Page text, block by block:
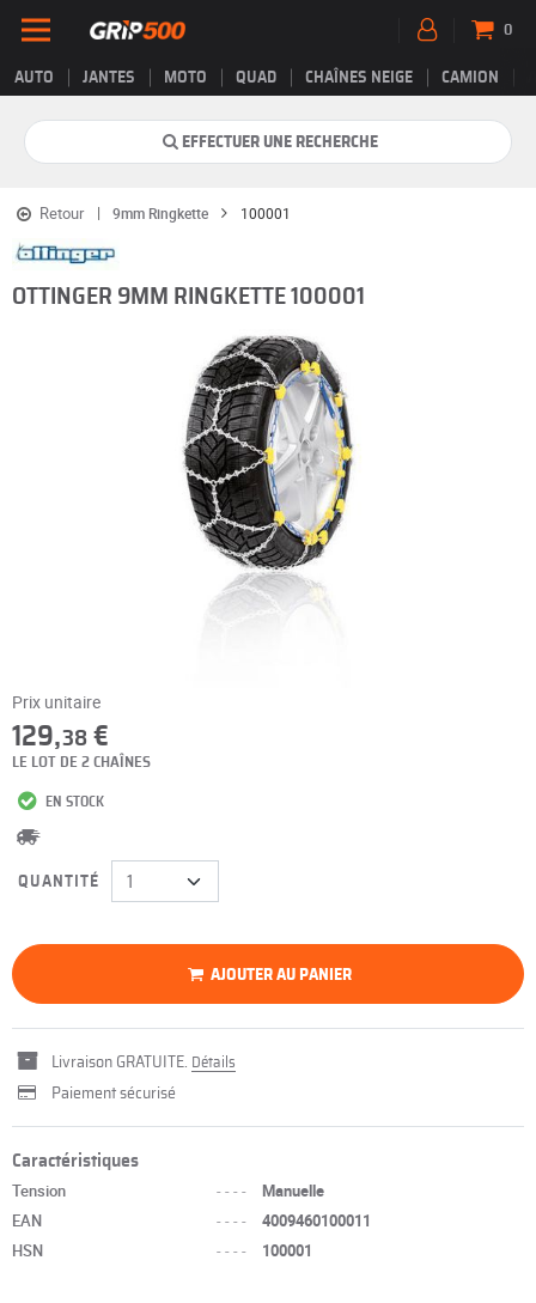
AUTO JANTES MOTO QUAD CHAÎNES NEIGE CAMION
0
EFFECTUER UNE RECHERCHE
Retour 9mm Ringkette 100001
OTTINGER 9MM RINGKETTE 100001
Prix unitaire
129,38 €
LE LOT DE 2 CHAÎNES
EN STOCK
QUANTITÉ
AJOUTER AU PANIER
Livraison GRATUITE. Détails
Paiement sécurisé
Caractéristiques
Tension ----
Manuelle
EAN
----
4009460100011
HSN
---- 100001